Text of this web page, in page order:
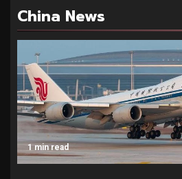
China News
1 min read